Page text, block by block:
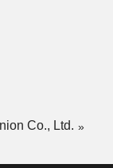
Co., Ltd.